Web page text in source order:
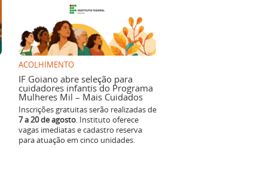
ACOLHIMENTO
IF Goiano abre seleção para
cuidadores infantis do Programa
Mulheres Mil – Mais Cuidados
Inscrições gratuitas serão realizadas de
7 a 20 de agosto. Instituto oferece
vagas imediatas e cadastro reserva
para atuação em cinco unidades.